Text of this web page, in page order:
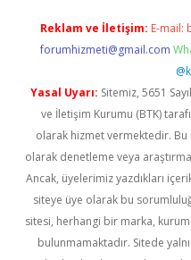
Reklam ve İletişim: E-mail:
forumhizmeti@gmail.com
Yasal Uyarı: Sitemiz, 5651
ve İletişim Kurumu (BTK)
olarak hizmet vermektedir.
olarak denetleme veya
Ancak, üyelerimiz yazdıkları
siteye üye olarak bu
sitesi, herhangi bir marka, kurum
bulunmamaktadır. Sitede